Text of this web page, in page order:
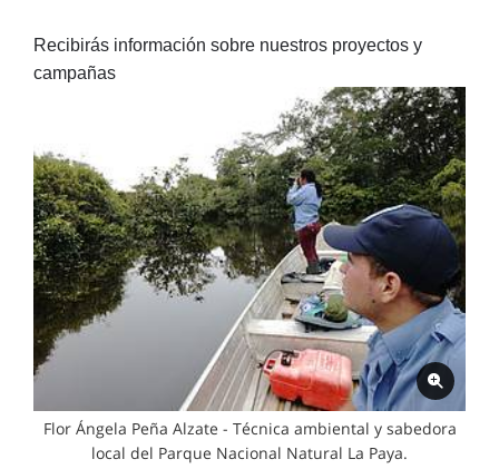
Recibirás información sobre nuestros proyectos y
campañas
Flor Ángela Peña Alzate - Técnica ambiental y sabedora
local del Parque Nacional Natural La Paya.